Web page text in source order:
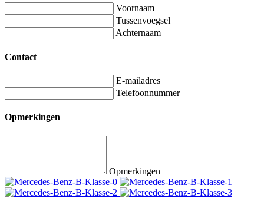
Voornaam
Tussenvoegsel
Achternaam
Contact
E-mailadres
Telefoonnummer
Opmerkingen
Opmerkingen